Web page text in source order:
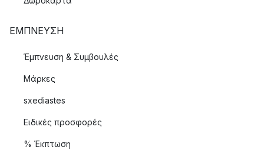
ΈΜΠΝΕΥΣΗ
Έμπνευση & Συμβουλές
Μάρκες
sxediastes
Ειδικές προσφορές
% Έκπτωση